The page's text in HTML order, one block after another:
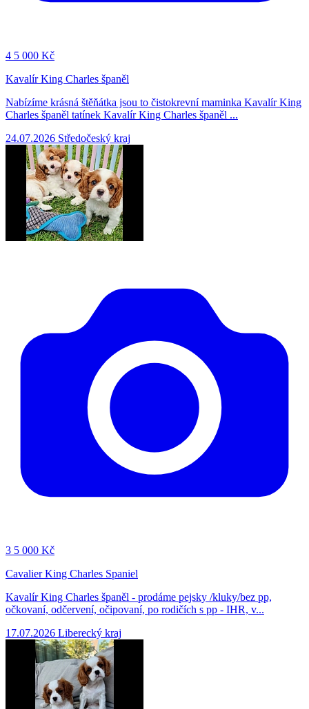
4 5 000 Kč
Kavalír King Charles španěl
Nabízíme krásná štěňátka jsou to čistokrevní maminka Kavalír King
Charles španěl tatínek Kavalír King Charles španěl ...
24.07.2026 Středočeský kraj
3 5 000 Kč
Cavalier King Charles Spaniel
Kavalír King Charles španěl - prodáme pejsky /kluky/bez pp,
očkovaní, odčervení, očipovaní, po rodičích s pp - IHR, v...
17.07.2026 Liberecký kraj